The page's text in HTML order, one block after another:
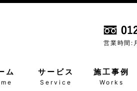
営業時間:
ム サービス
Service
施工事例
Works